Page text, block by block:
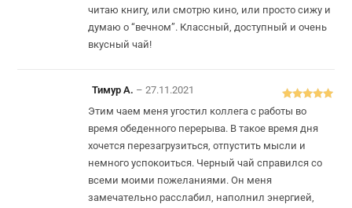
читаю книгу, или смотрю кино, или просто сижу и
думаю о “вечном”. Классный, доступный и очень
вкусный чай!
Оцінено в
Тимур А. – 27.11.2021
Этим чаем меня угостил коллега с работы во
время обеденного перерыва. В такое время дня
хочется перезагрузиться, отпустить мысли и
немного успокоиться. Черный чай справился со
всеми моими пожеланиями. Он меня
замечательно расслабил, наполнил энергией,